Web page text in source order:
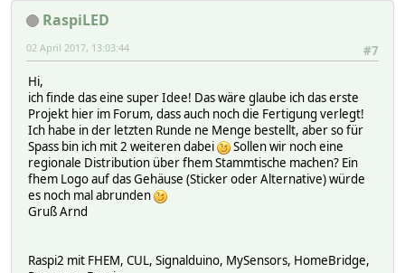
RaspiLED
#7
02 April 2017, 13:03:44
Hi,
ich finde das eine super Idee! Das wäre glaube ich das erste
Projekt hier im Forum, dass auch noch die Fertigung verlegt!
Ich habe in der letzten Runde ne Menge bestellt, aber so für
Spass bin ich mit 2 weiteren dabei
Sollen wir noch eine
regionale Distribution über fhem Stammtische machen? Ein
fhem Logo auf das Gehäuse (Sticker oder Alternative) würde
es noch mal abrunden
Gruß Arnd
Raspi2 mit FHEM, CUL, Signalduino, MySensors, HomeBridge,